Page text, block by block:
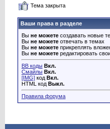
Тема закрыта
Ваши права в разделе
Вы не можете создавать новые
Вы не можете отвечать в темах
Вы не можете прикреплять
Вы не можете редактировать
BB коды Вкл.
Смайлы Вкл.
[IMG] код Вкл.
HTML код Выкл.
Правила форума